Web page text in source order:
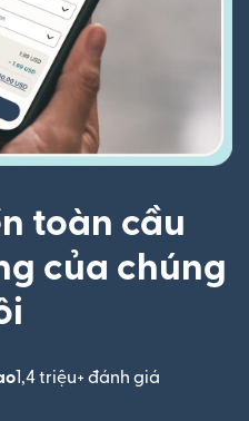
toàn cầu
của chúng
1,4 triệu+ đánh giá